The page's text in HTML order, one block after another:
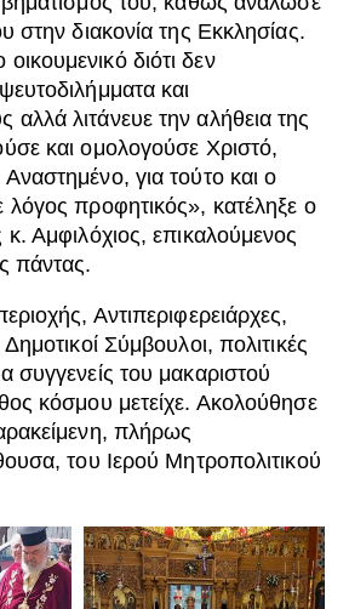
στην διακονία της Εκκλησίας.
διότι δεν
και
λιτάνευε την αλήθεια της
και ομολογούσε Χριστό,
για τούτο και ο
προφητικός», κατέληξε ο
Αμφιλόχιος, επικαλούμενος
πάντας.
Αντιπεριφερειάρχες,
Δημοτικοί Σύμβουλοι, πολιτικές
συγγενείς του μακαριστού
κόσμου μετείχε. Ακολούθησε
πλήρως
του Ιερού Μητροπολιτικού